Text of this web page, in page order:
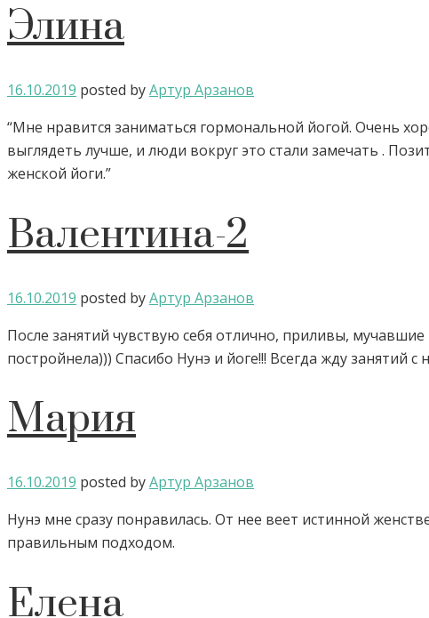
Элина
16.10.2019 posted byАртур Арзанов
“Мне нравится заниматься гормональной йогой. Очень
выглядеть лучше, и люди вокруг это стали замечать .
женской йоги.”
Валентина-2
16.10.2019 posted byАртур Арзанов
После занятий чувствую себя отлично, приливы,
постройнела))) Спасибо Нунэ и йоге!!! Всегда жду занятий
Мария
16.10.2019 posted byАртур Арзанов
Нунэ мне сразу понравилась. От нее веет истинной
правильным подходом.
Елена